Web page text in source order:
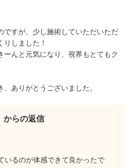
ですが、少し施術していただいただ
しました！
ーんと元気になり、視界もとてもク
ありがとうございました。
らの返信
いるのが体感できて良かったで